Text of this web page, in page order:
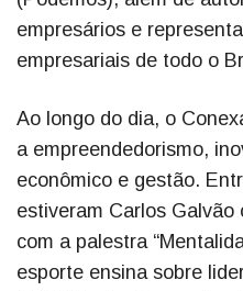
empresários e
empresariais de todo o
Ao longo do dia, o
a empreendedorismo,
econômico e gestão.
estiveram Carlos Galvão
com a palestra
esporte ensina sobre